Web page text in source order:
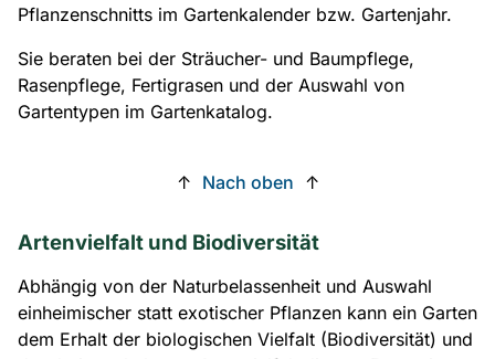
Pflanzenschnitts im Gartenkalender bzw. Gartenjahr.
Sie beraten bei der Sträucher- und Baumpflege,
Rasenpflege, Fertigrasen und der Auswahl von
Gartentypen im Gartenkatalog.
↑ Nach oben ↑
Artenvielfalt und Biodiversität
Abhängig von der Naturbelassenheit und Auswahl
einheimischer statt exotischer Pflanzen kann ein Garten
dem Erhalt der biologischen Vielfalt (Biodiversität) und